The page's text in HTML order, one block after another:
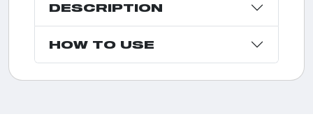
DESCRIPTION
HOW TO USE